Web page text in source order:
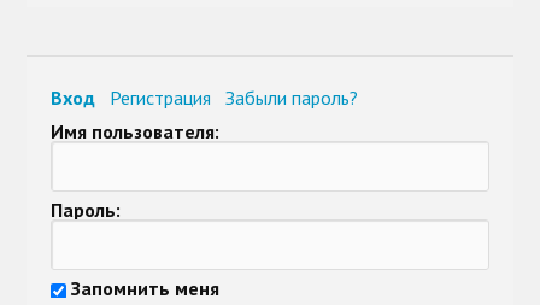
Вход Регистрация
Забыли пароль?
Имя пользователя:
Пароль:
Запомнить меня